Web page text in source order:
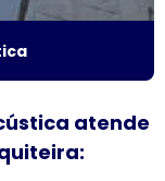
atende